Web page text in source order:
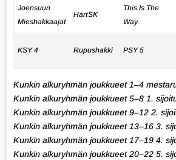
Joensuun
Mieshakkaajat
HartSK
This Is The
Way
KSY 4 Rupushakki PSY 5
Kunkin alkuryhmän joukkueet 1–4
Kunkin alkuryhmän joukkueet 5–8 1.
Kunkin alkuryhmän joukkueet 9–12 2.
Kunkin alkuryhmän joukkueet 13–16 3.
Kunkin alkuryhmän joukkueet 17–19 4.
Kunkin alkuryhmän joukkueet 20–22 5.